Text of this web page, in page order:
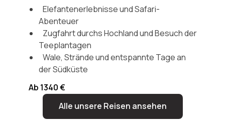
Elefantenerlebnisse und Safari-
Abenteuer
Zugfahrt durchs Hochland und Besuch der
Teeplantagen
Wale, Strände und entspannte Tage an
der Südküste
Ab 1340 €
Alle unsere Reisen ansehen